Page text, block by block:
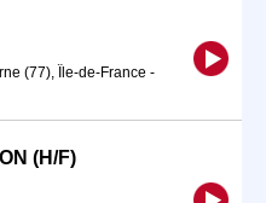
(77), Île-de-France -
(H/F)